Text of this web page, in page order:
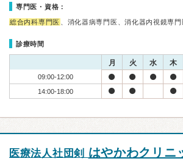
専門医・資格：
総合内科専門医 、消化器病専門医、消化器内視鏡専門
診療時間
月 火 水 木
09:00-12:00
14:00-18:00
医療法人社団剣 はやかわクリニ